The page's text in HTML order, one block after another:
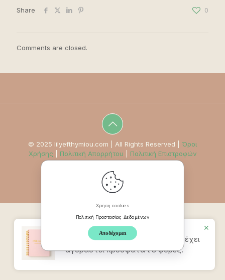
Share 0
Comments are closed.
© 2025 lilyefthymiou.com | All Rights Reserved | Όροι
Χρήσης
Πολιτική Απορρήτου Πολιτική Επιστροφών
Χρήση cookies
Πολιτική Προστασίας Δεδομένων
Αποδέχομαι
ΠροϊονMindpad Wellness Journal
έχει
αγοραστεί πρόσφατα t 8 φορές.
✕